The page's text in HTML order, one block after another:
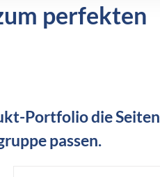
perfekten
Portfolio die Seiten
passen.